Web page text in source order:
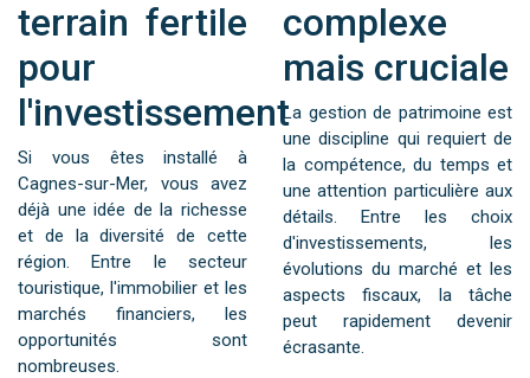
terrain fertile
pour
l'investissement
Si vous êtes installé à
Cagnes-sur-Mer, vous avez
déjà une idée de la richesse
et de la diversité de cette
région. Entre le secteur
touristique, l'immobilier et les
marchés financiers, les
opportunités sont
nombreuses.
complexe
mais cruciale
La gestion de patrimoine est
une discipline qui requiert de
la compétence, du temps et
une attention particulière aux
détails. Entre les choix
d'investissements, les
évolutions du marché et les
aspects fiscaux, la tâche
peut rapidement devenir
écrasante.